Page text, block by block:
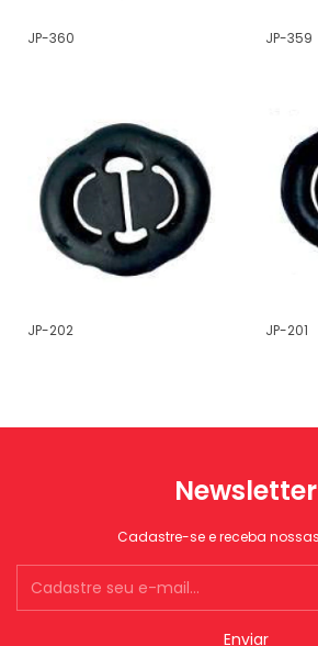
JP-360 JP-359
JP-202 JP-201
Newsletter
Cadastre-se e receba